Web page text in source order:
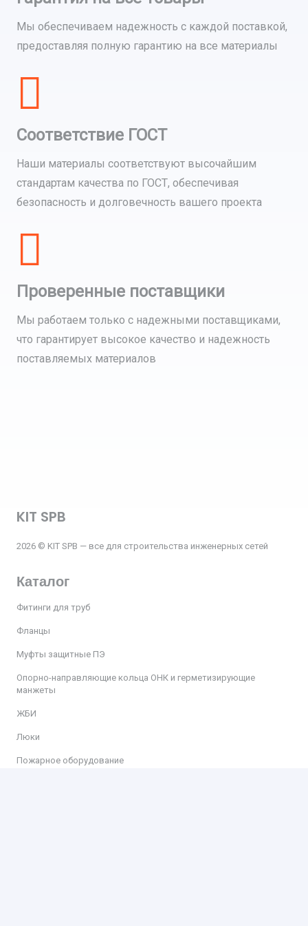
Мы обеспечиваем надежность с каждой поставкой,
предоставляя полную гарантию на все материалы
Соответствие ГОСТ
Наши материалы соответствуют высочайшим
стандартам качества по ГОСТ, обеспечивая
безопасность и долговечность вашего проекта
Проверенные поставщики
Мы работаем только с надежными поставщиками,
что гарантирует высокое качество и надежность
поставляемых материалов
KIT SPB
2026 © KIT SPB — все для строительства инженерных сетей
Каталог
Фитинги для труб
Фланцы
Муфты защитные ПЭ
Опорно-направляющие кольца ОНК и герметизирующие
манжеты
ЖБИ
Люки
Пожарное оборудование